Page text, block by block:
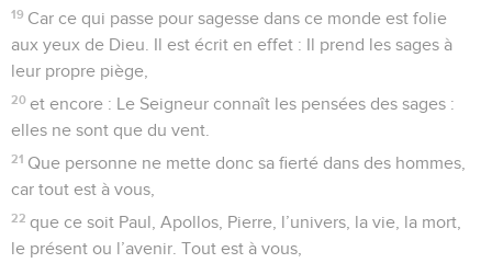
19 Car ce qui passe pour sagesse dans ce monde est folie
aux yeux de Dieu. Il est écrit en effet : Il prend les sages à
leur propre piège,
20 et encore : Le Seigneur connaît les pensées des sages :
elles ne sont que du vent.
21 Que personne ne mette donc sa fierté dans des hommes,
car tout est à vous,
22 que ce soit Paul, Apollos, Pierre, l’univers, la vie, la mort,
le présent ou l’avenir. Tout est à vous,